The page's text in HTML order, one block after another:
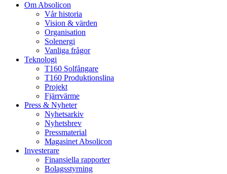
Om Absolicon
Vår historia
Vision & värden
Organisation
Solenergi
Vanliga frågor
Teknologi
T160 Solfångare
T160 Produktionslina
Projekt
Fjärrvärme
Press & Nyheter
Nyhetsarkiv
Nyhetsbrev
Pressmaterial
Magasinet Absolicon
Investerare
Finansiella rapporter
Bolagsstyrning